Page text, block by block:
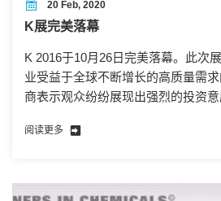
20 Feb, 2020
K展完美落幕
K 2016于10月26日完美落幕。此次
业受益于全球不断增长的高质量需
商表示观众纷纷展现出强烈的投资意
阅读更多